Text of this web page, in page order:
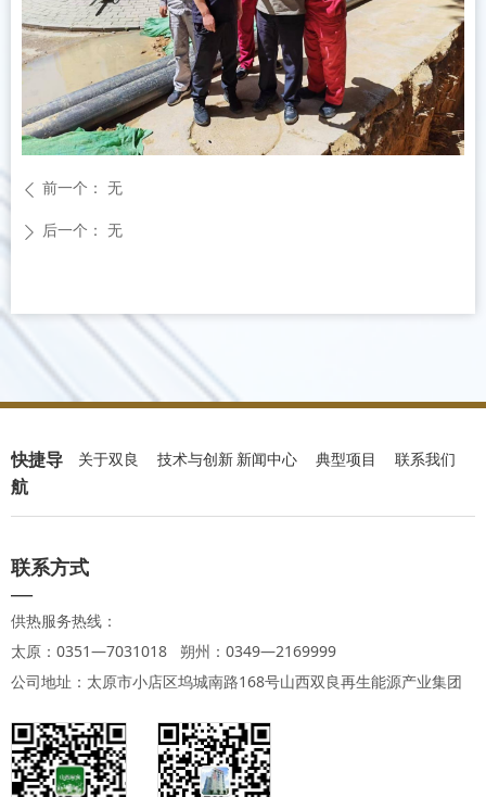
ꄴ 前一个： 无
ꄲ 后一个： 无
快捷导
航
关于双良 技术与创新 新闻中心 典型项目 联系我们
联系方式
—
供热服务热线：
太原：0351—7031018 朔州：0349—2169999
公司地址：太原市小店区坞城南路168号山西双良再生能源产业集团